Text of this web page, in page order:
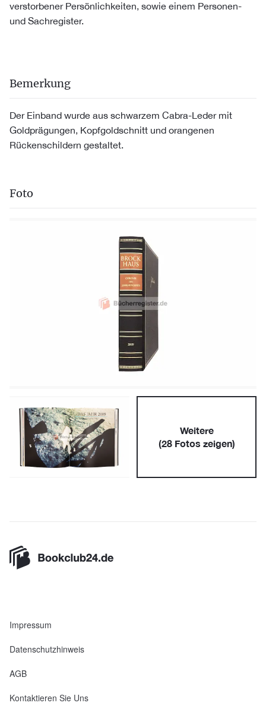
verstorbener Persönlichkeiten, sowie einem Personen-
und Sachregister.
Bemerkung
Der Einband wurde aus schwarzem Cabra-Leder mit
Goldprägungen, Kopfgoldschnitt und orangenen
Rückenschildern gestaltet.
Foto
Weitere
(28Fotos zeigen)
Impressum
Datenschutzhinweis
AGB
Kontaktieren Sie Uns